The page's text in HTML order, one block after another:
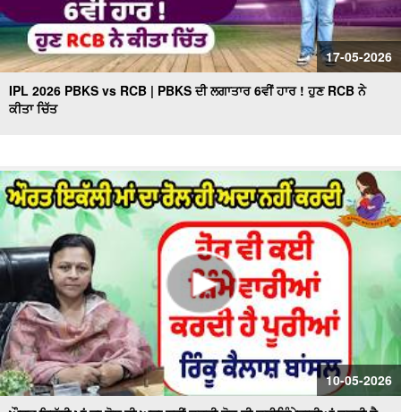
17-05-2026
IPL 2026 PBKS vs RCB | PBKS ਦੀ ਲਗਾਤਾਰ 6ਵੀਂ ਹਾਰ ! ਹੁਣ RCB ਨੇ
ਕੀਤਾ ਚਿੱਤ
10-05-2026